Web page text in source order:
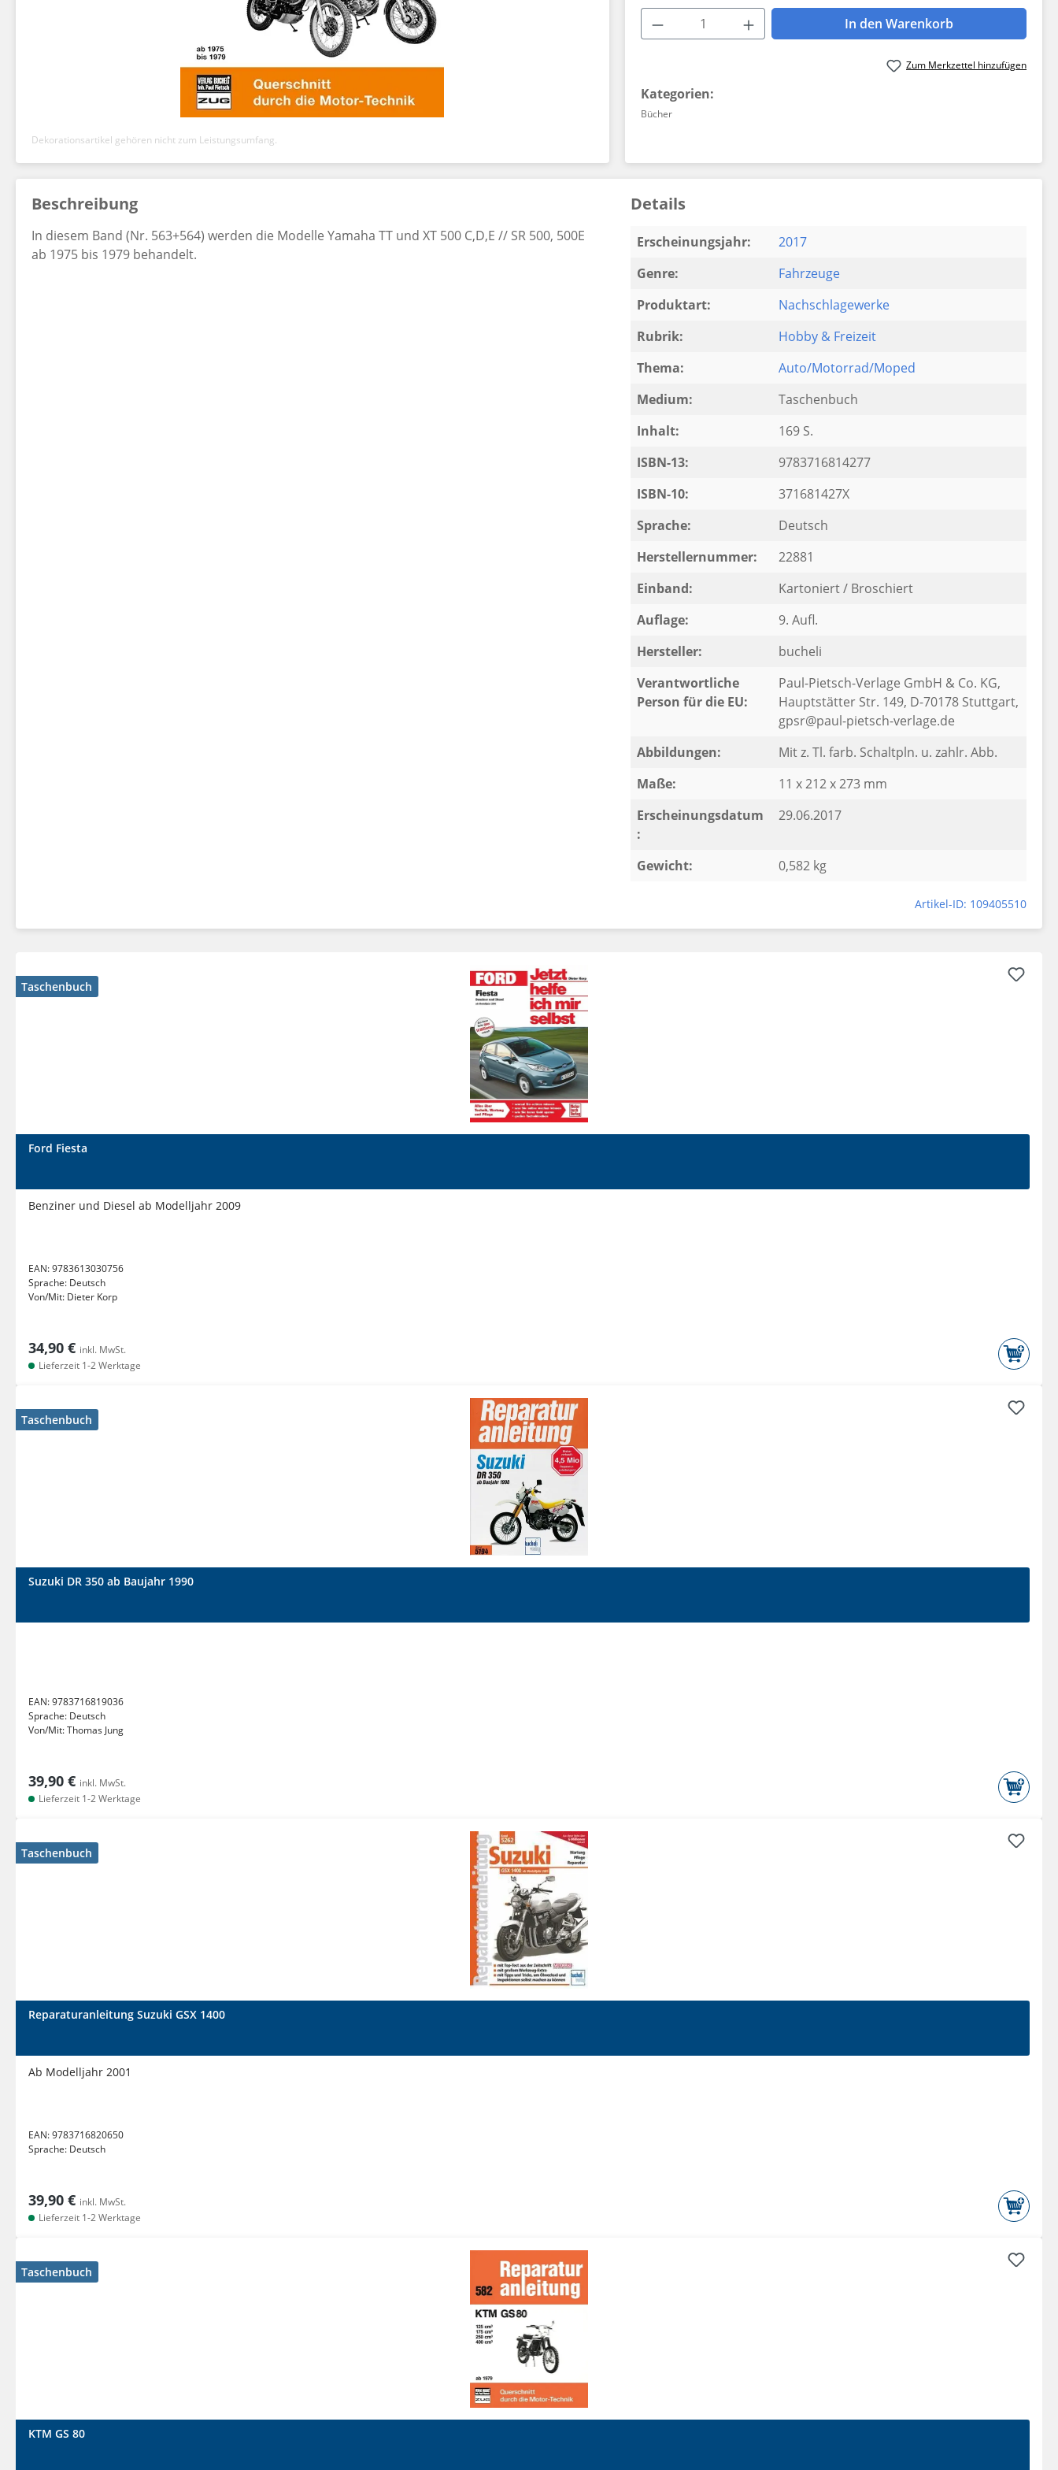
Dekorationsartikel gehören nicht zum Leistungsumfang.
Produkt Anzahl: Gib den gewünschten Wert
In den Warenkorb
Zum Merkzettel hinzufügen
Kategorien:
Bücher
Beschreibung
In diesem Band (Nr. 563+564) werden die Modelle Yamaha TT und XT 500 C,D,E // SR 500, 500E
ab 1975 bis 1979 behandelt.
Details
Erscheinungsjahr:
2017
Genre:
Fahrzeuge
Produktart:
Nachschlagewerke
Rubrik:
Hobby & Freizeit
Thema:
Auto/Motorrad/Moped
Medium:
Taschenbuch
Inhalt:
169 S.
ISBN-13:
9783716814277
ISBN-10:
371681427X
Sprache:
Deutsch
Herstellernummer:
22881
Einband:
Kartoniert / Broschiert
Auflage:
9. Aufl.
Hersteller:
bucheli
Verantwortliche
Person für die EU:
Paul-Pietsch-Verlage GmbH & Co. KG,
Hauptstätter Str. 149, D-70178 Stuttgart,
gpsr@paul-pietsch-verlage.de
Abbildungen:
Mit z. Tl. farb. Schaltpln. u. zahlr. Abb.
Maße:
11 x 212 x 273 mm
Erscheinungsdatum
:
29.06.2017
Gewicht: 0,582 kg
Artikel-ID: 109405510
Taschenbuch
Ford Fiesta
Benziner und Diesel ab Modelljahr 2009
EAN:9783613030756
Sprache: Deutsch
Von/Mit: Dieter Korp
34,90 € inkl. MwSt.
Lieferzeit 1-2 Werktage
Taschenbuch
Suzuki DR 350 ab Baujahr 1990
EAN:9783716819036
Sprache: Deutsch
Von/Mit:Thomas Jung
39,90 € inkl. MwSt.
Lieferzeit 1-2 Werktage
Taschenbuch
Reparaturanleitung Suzuki GSX 1400
Ab Modelljahr 2001
EAN:9783716820650
Sprache: Deutsch
39,90 € inkl. MwSt.
Lieferzeit 1-2 Werktage
Taschenbuch
KTM GS 80